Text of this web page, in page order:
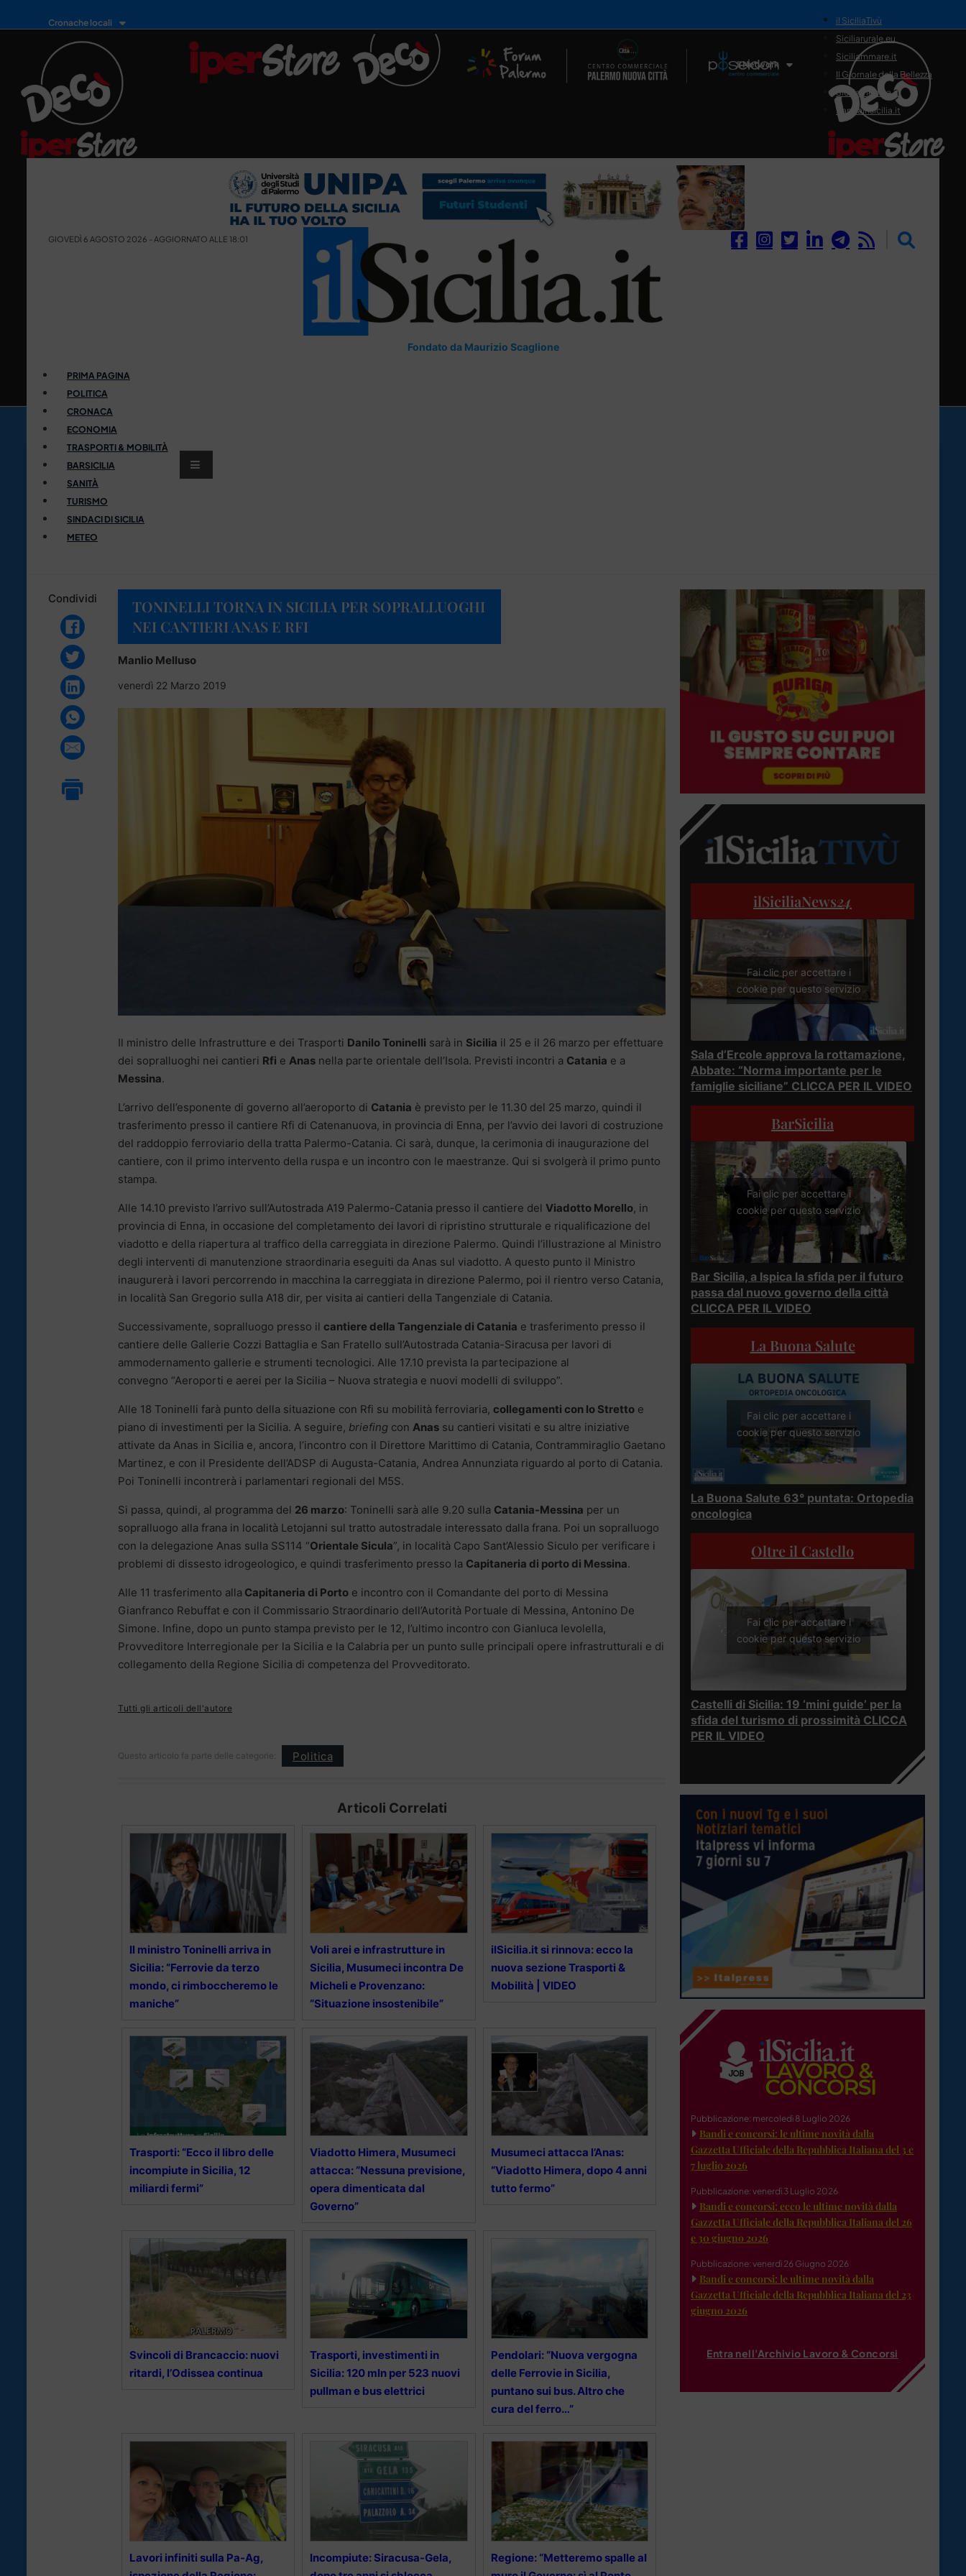
Cronache locali
Il Network
il SiciliaTivù
Siciliarurale.eu
Siciliammare.it
Il Giornale della Bellezza
Siciliamedica.it
Sanitainsicilia.it
GIOVEDÌ 6 AGOSTO 2026 - AGGIORNATO ALLE 18:01
Fondato da Maurizio Scaglione
PRIMA PAGINA
POLITICA
CRONACA
ECONOMIA
TRASPORTI & MOBILITÀ
BARSICILIA
SANITÀ
TURISMO
SINDACI DI SICILIA
METEO
Condividi
TONINELLI TORNA IN SICILIA PER SOPRALLUOGHI
NEI CANTIERI ANAS E RFI
Manlio Melluso
venerdì 22 Marzo 2019
Il ministro delle Infrastrutture e dei Trasporti Danilo Toninelli sarà in Sicilia il 25 e il 26 marzo per effettuare
dei sopralluoghi nei cantieri Rfi e Anas nella parte orientale dell’Isola. Previsti incontri a Catania e a
Messina.
L’arrivo dell’esponente di governo all’aeroporto di Catania è previsto per le 11.30 del 25 marzo, quindi il
trasferimento presso il cantiere Rfi di Catenanuova, in provincia di Enna, per l’avvio dei lavori di costruzione
del raddoppio ferroviario della tratta Palermo-Catania. Ci sarà, dunque, la cerimonia di inaugurazione del
cantiere, con il primo intervento della ruspa e un incontro con le maestranze. Qui si svolgerà il primo punto
stampa.
Alle 14.10 previsto l’arrivo sull’Autostrada A19 Palermo-Catania presso il cantiere del Viadotto Morello, in
provincia di Enna, in occasione del completamento dei lavori di ripristino strutturale e riqualificazione del
viadotto e della riapertura al traffico della carreggiata in direzione Palermo. Quindi l’illustrazione al Ministro
degli interventi di manutenzione straordinaria eseguiti da Anas sul viadotto. A questo punto il Ministro
inaugurerà i lavori percorrendo in macchina la carreggiata in direzione Palermo, poi il rientro verso Catania,
in località San Gregorio sulla A18 dir, per visita ai cantieri della Tangenziale di Catania.
Successivamente, sopralluogo presso il cantiere della Tangenziale di Catania e trasferimento presso il
cantiere delle Gallerie Cozzi Battaglia e San Fratello sull’Autostrada Catania-Siracusa per lavori di
ammodernamento gallerie e strumenti tecnologici. Alle 17.10 prevista la partecipazione al
convegno “Aeroporti e aerei per la Sicilia – Nuova strategia e nuovi modelli di sviluppo”.
Alle 18 Toninelli farà punto della situazione con Rfi su mobilità ferroviaria, collegamenti con lo Stretto e
piano di investimenti per la Sicilia. A seguire, briefing con Anas su cantieri visitati e su altre iniziative
attivate da Anas in Sicilia e, ancora, l’incontro con il Direttore Marittimo di Catania, Contrammiraglio Gaetano
Martinez, e con il Presidente dell’ADSP di Augusta-Catania, Andrea Annunziata riguardo al porto di Catania.
Poi Toninelli incontrerà i parlamentari regionali del M5S.
Si passa, quindi, al programma del 26 marzo: Toninelli sarà alle 9.20 sulla Catania-Messina per un
sopralluogo alla frana in località Letojanni sul tratto autostradale interessato dalla frana. Poi un sopralluogo
con la delegazione Anas sulla SS114 “Orientale Sicula”, in località Capo Sant’Alessio Siculo per verificare i
problemi di dissesto idrogeologico, e quindi trasferimento presso la Capitaneria di porto di Messina.
Alle 11 trasferimento alla Capitaneria di Porto e incontro con il Comandante del porto di Messina
Gianfranco Rebuffat e con il Commissario Straordinario dell’Autorità Portuale di Messina, Antonino De
Simone. Infine, dopo un punto stampa previsto per le 12, l’ultimo incontro con Gianluca Ievolella,
Provveditore Interregionale per la Sicilia e la Calabria per un punto sulle principali opere infrastrutturali e di
collegamento della Regione Sicilia di competenza del Provveditorato.
Tutti gli articoli dell'autore
Questo articolo fa parte delle categorie: Politica
Articoli Correlati
Il ministro Toninelli arriva in
Sicilia: “Ferrovie da terzo
mondo, ci rimboccheremo le
maniche”
Voli arei e infrastrutture in
Sicilia, Musumeci incontra De
Micheli e Provenzano:
“Situazione insostenibile”
ilSicilia.it si rinnova: ecco la
nuova sezione Trasporti &
Mobilità | VIDEO
Trasporti: “Ecco il libro delle
incompiute in Sicilia, 12
miliardi fermi”
Viadotto Himera, Musumeci
attacca: “Nessuna previsione,
opera dimenticata dal
Governo”
Musumeci attacca l’Anas:
“Viadotto Himera, dopo 4 anni
tutto fermo”
Svincoli di Brancaccio: nuovi
ritardi, l’Odissea continua
Trasporti, investimenti in
Sicilia: 120 mln per 523 nuovi
pullman e bus elettrici
Pendolari: “Nuova vergogna
delle Ferrovie in Sicilia,
puntano sui bus. Altro che
cura del ferro…”
Lavori infiniti sulla Pa-Ag,
Incompiute: Siracusa-Gela,
Regione: “Metteremo spalle al
ilSiciliaNews24
Fai clic per accettare i
cookie per questo servizio
Sala d’Ercole approva la rottamazione,
Abbate: “Norma importante per le
famiglie siciliane” CLICCA PER IL VIDEO
BarSicilia
Fai clic per accettare i
cookie per questo servizio
Bar Sicilia, a Ispica la sfida per il futuro
passa dal nuovo governo della città
CLICCA PER IL VIDEO
La Buona Salute
Fai clic per accettare i
cookie per questo servizio
La Buona Salute 63° puntata: Ortopedia
oncologica
Oltre il Castello
Fai clic per accettare i
cookie per questo servizio
Castelli di Sicilia: 19 ‘mini guide’ per la
sfida del turismo di prossimità CLICCA
PER IL VIDEO
Pubblicazione: mercoledì 8 Luglio 2026
Bandi e concorsi: le ultime novità dalla
Gazzetta Ufficiale della Repubblica Italiana del 3 e
7 luglio 2026
Pubblicazione: venerdì 3 Luglio 2026
Bandi e concorsi: ecco le ultime novità dalla
Gazzetta Ufficiale della Repubblica Italiana del 26
e 30 giugno 2026
Pubblicazione: venerdì 26 Giugno 2026
Bandi e concorsi: le ultime novità dalla
Gazzetta Ufficiale della Repubblica Italiana del 23
giugno 2026
Entra nell'Archivio Lavoro & Concorsi